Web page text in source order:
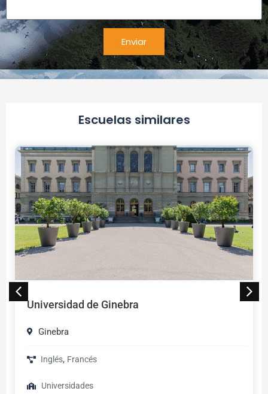
Enviar
Alternativa:
Escuelas similares
Universidad de Ginebra
Ginebra
Inglés, Francés
Universidades